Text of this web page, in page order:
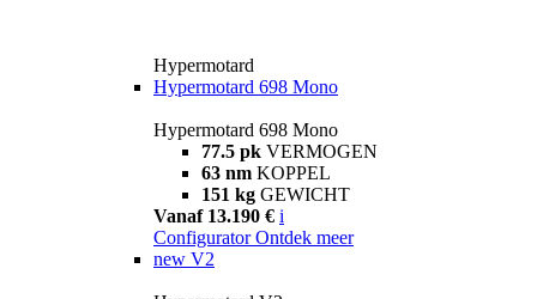
Hypermotard
Hypermotard 698 Mono
Hypermotard 698 Mono
77.5 pk VERMOGEN
63 nm KOPPEL
151 kg GEWICHT
Vanaf 13.190 € i
Configurator Ontdek meer
new V2